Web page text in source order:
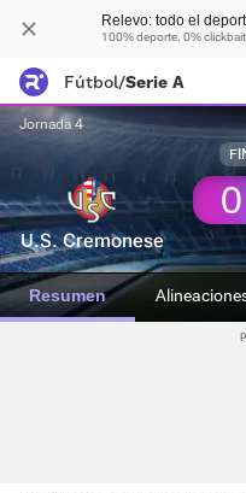
Relevo: todo el
100% deporte. 0% clickbait
Fútbol/Serie A
Jornada 4
U.S. Cremonese
0
Resumen